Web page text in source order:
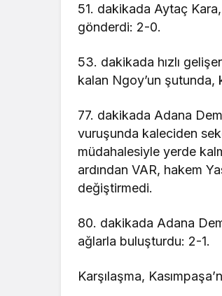
51. dakikada Aytaç
gönderdi: 2-0.
53. dakikada hızlı
kalan Ngoy’un
77. dakikada Adana
vuruşunda kaleciden
müdahalesiyle yerde
ardından VAR, hakem
değiştirmedi.
80. dakikada Adana
ağlarla buluşturdu: 2-1.
Karşılaşma,